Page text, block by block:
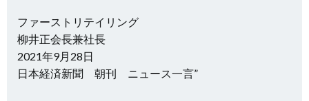
ファーストリテイリング
柳井正会長兼社長
2021年9月28日
日本経済新聞 朝刊 ニュース一言”